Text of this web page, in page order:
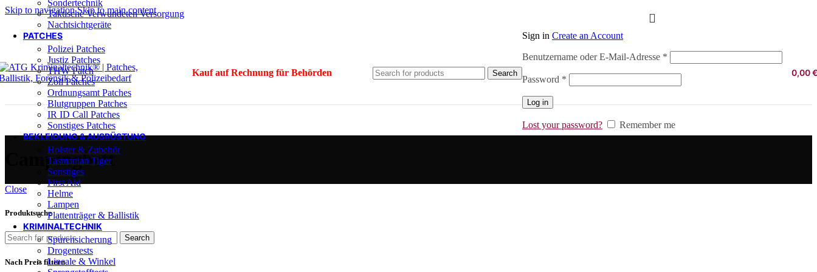
Skip to navigationSkip to main content
Kauf auf Rechnung für Behörden Search
Sign in Create an Account
Benutzername oder E-Mail-Adresse *
Password *
Log in
Lost your password? Remember me
0,00
Sondertechnik
Taktische Verwundeten Versorgung
Nachtsichtgeräte
PATCHES
Polizei Patches
Justiz Patches
THW Patch
Zoll Patches
Ordnungsamt Patches
Blutgruppen Patches
IR ID Call Patches
Sonstiges Patches
BEKLEIDUNG & AUSRÜSTUNG
Holster & Zubehör
Tasmanian Tiger
Sonstiges
First Aid
Helme
Lampen
Plattenträger & Ballistik
KRIMINALTECHNIK
Spurensicherung
Drogentests
Lineale & Winkel
Campingbett
Close
Produktsuche
Search
Nach Preis filtern